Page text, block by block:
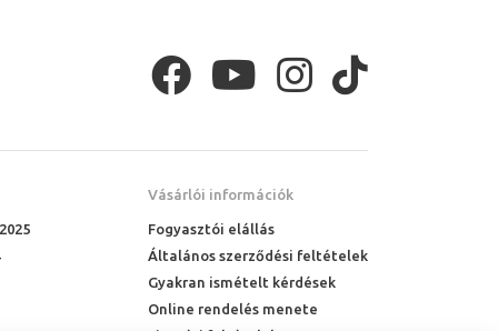
Vásárlói információk
Fogyasztói elállás
Általános szerződési feltételek
Gyakran ismételt kérdések
Online rendelés menete